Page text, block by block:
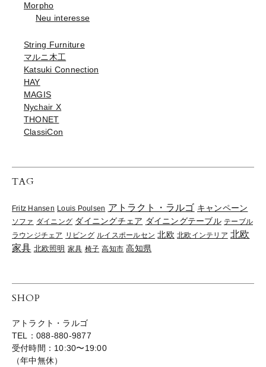
Morpho
Neu interesse
String Furniture
マルニ木工
Katsuki Connection
HAY
MAGIS
Nychair X
THONET
ClassiCon
TAG
Fritz Hansen Louis Poulsen アトラクト・ラルゴ キャンペーン
ソファ ダイニング ダイニングチェア ダイニングテーブル テーブル
ラウンジチェア リビング ルイスポールセン 北欧 北欧インテリア 北欧
家具 北欧照明 家具 椅子 高知市 高知県
SHOP
アトラクト・ラルゴ
TEL：088-880-9877
受付時間：10:30〜19:00
（年中無休）